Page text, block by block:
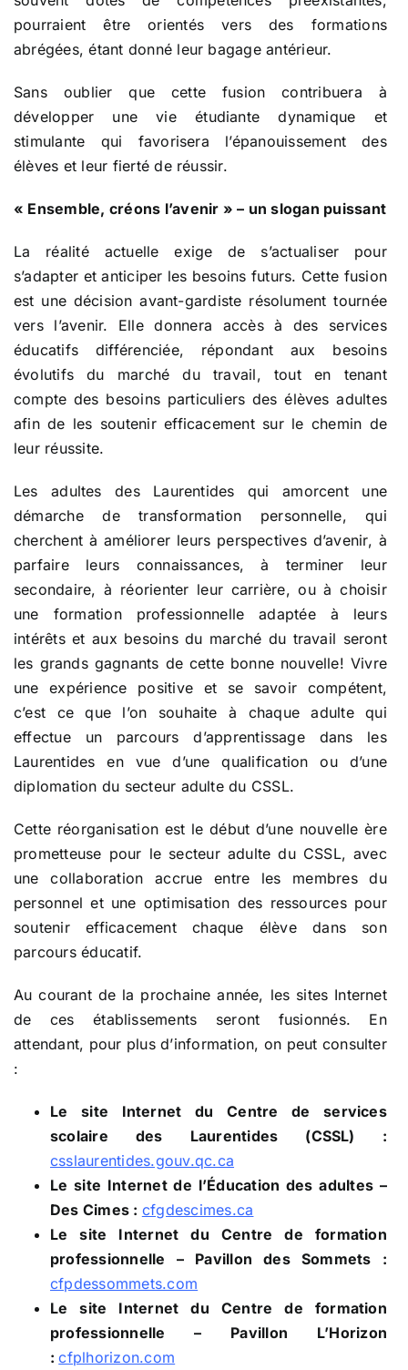
pourraient être orientés vers des formations
abrégées, étant donné leur bagage antérieur.
Sans oublier que cette fusion contribuera à
développer une vie étudiante dynamique et
stimulante qui favorisera l’épanouissement des
élèves et leur fierté de réussir.
« Ensemble, créons l’avenir » – un slogan puissant
La réalité actuelle exige de s’actualiser pour
s’adapter et anticiper les besoins futurs. Cette fusion
est une décision avant-gardiste résolument tournée
vers l’avenir. Elle donnera accès à des services
éducatifs différenciée, répondant aux besoins
évolutifs du marché du travail, tout en tenant
compte des besoins particuliers des élèves adultes
afin de les soutenir efficacement sur le chemin de
leur réussite.
Les adultes des Laurentides qui amorcent une
démarche de transformation personnelle, qui
cherchent à améliorer leurs perspectives d’avenir, à
parfaire leurs connaissances, à terminer leur
secondaire, à réorienter leur carrière, ou à choisir
une formation professionnelle adaptée à leurs
intérêts et aux besoins du marché du travail seront
les grands gagnants de cette bonne nouvelle! Vivre
une expérience positive et se savoir compétent,
c’est ce que l’on souhaite à chaque adulte qui
effectue un parcours d’apprentissage dans les
Laurentides en vue d’une qualification ou d’une
diplomation du secteur adulte du CSSL.
Cette réorganisation est le début d’une nouvelle ère
prometteuse pour le secteur adulte du CSSL, avec
une collaboration accrue entre les membres du
personnel et une optimisation des ressources pour
soutenir efficacement chaque élève dans son
parcours éducatif.
Au courant de la prochaine année, les sites Internet
de ces établissements seront fusionnés. En
attendant, pour plus d’information, on peut consulter
:
Le site Internet du Centre de services
scolaire des Laurentides (CSSL) :
csslaurentides.gouv.qc.ca
Le site Internet de l’Éducation des adultes –
Des Cimes : cfgdescimes.ca
Le site Internet du Centre de formation
professionnelle – Pavillon des Sommets :
cfpdessommets.com
Le site Internet du Centre de formation
professionnelle – Pavillon L’Horizon
:cfplhorizon.com